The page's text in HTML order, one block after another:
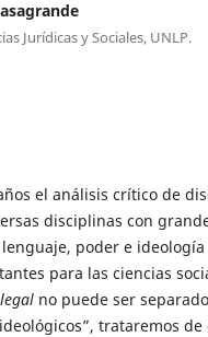
Jurídicas y Sociales, UNLP.
el análisis crítico de
disciplinas con
poder e
para las ciencias
no puede ser
trataremos